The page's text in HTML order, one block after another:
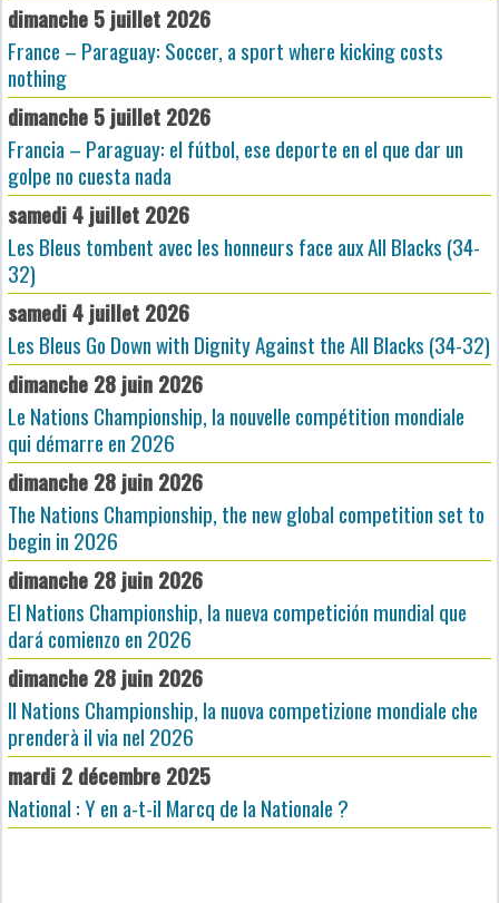
dimanche 5 juillet 2026
France – Paraguay: Soccer, a sport where kicking costs
nothing
dimanche 5 juillet 2026
Francia – Paraguay: el fútbol, ese deporte en el que dar un
golpe no cuesta nada
samedi 4 juillet 2026
Les Bleus tombent avec les honneurs face aux All Blacks (34-
32)
samedi 4 juillet 2026
Les Bleus Go Down with Dignity Against the All Blacks (34-32)
dimanche 28 juin 2026
Le Nations Championship, la nouvelle compétition mondiale
qui démarre en 2026
dimanche 28 juin 2026
The Nations Championship, the new global competition set to
begin in 2026
dimanche 28 juin 2026
El Nations Championship, la nueva competición mundial que
dará comienzo en 2026
dimanche 28 juin 2026
Il Nations Championship, la nuova competizione mondiale che
prenderà il via nel 2026
mardi 2 décembre 2025
National : Y en a-t-il Marcq de la Nationale ?